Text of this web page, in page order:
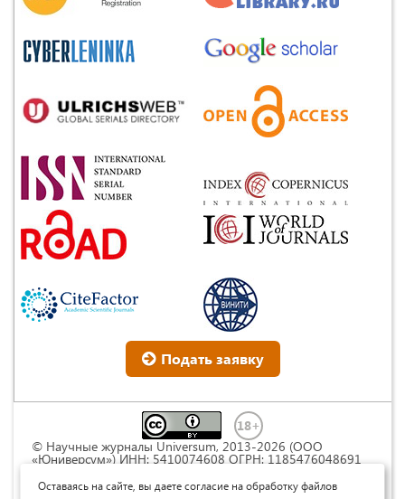
Подать заявку
© Научные журналы Universum, 2013-2026 (ООО
«Юниверсум») ИНН: 5410074608 ОГРН: 1185476048691
Commons « Attribution» («Атрибуция») 4.0
Оставаясь на сайте, вы даете согласие на обработку файлов